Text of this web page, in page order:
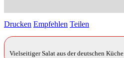
Drucken Empfehlen Teilen
Vielseitiger Salat aus der deutschen Küche.